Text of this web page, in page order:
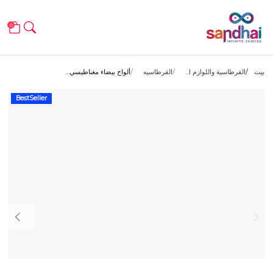
0
بيت القرطاسية واللوازم ا... القرطاسيه ألواح بيضاء مغناطيسي...
BestSeller